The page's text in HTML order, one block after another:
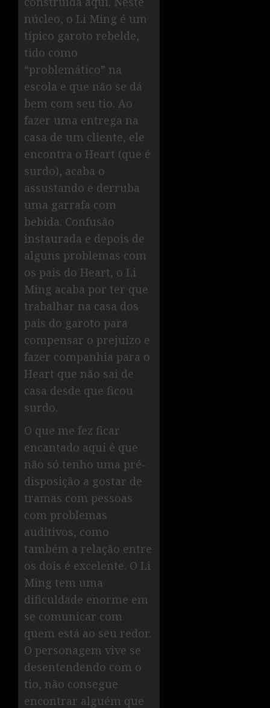
núcleo, o Li Ming é um
típico garoto rebelde,
tido como
“problemático” na
escola e que não se dá
bem com seu tio. Ao
fazer uma entrega na
casa de um cliente, ele
encontra o Heart (que é
surdo), acaba o
assustando e derruba
uma garrafa com
bebida. Confusão
instaurada e depois de
alguns problemas com
os pais do Heart, o Li
Ming acaba por ter que
trabalhar na casa dos
pais do garoto para
compensar o prejuízo e
fazer companhia para o
Heart que não sai de
casa desde que ficou
surdo.
O que me fez ficar
encantado aqui é que
não só tenho uma pré-
disposição a gostar de
tramas com pessoas
com problemas
auditivos, como
também a relação entre
os dois é excelente. O Li
Ming tem uma
dificuldade enorme em
se comunicar com
quem está ao seu redor.
O personagem vive se
desentendendo com o
tio, não consegue
encontrar alguém que